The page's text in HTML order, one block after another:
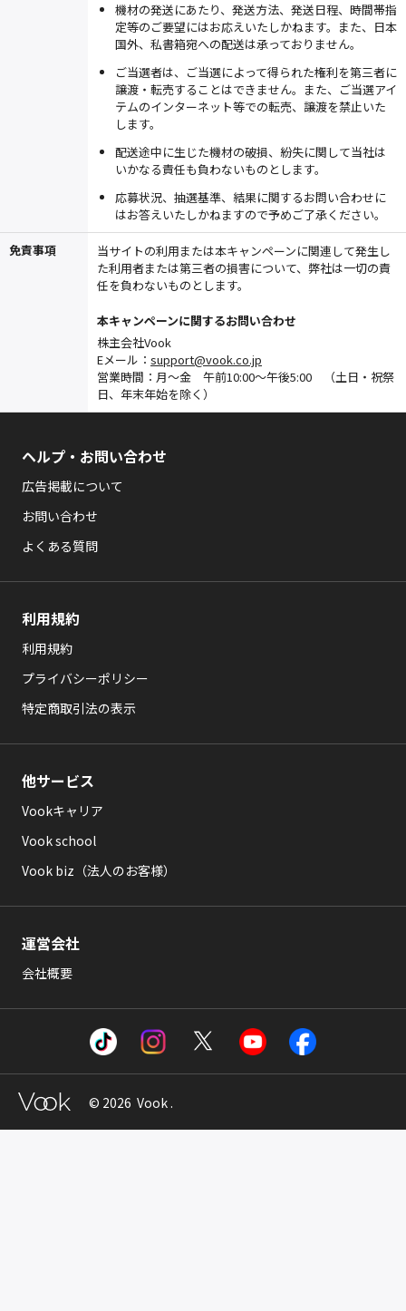
機材の発送にあたり、発送方法、発送日程、時間帯指
定等のご要望にはお応えいたしかねます。また、日本
国外、私書箱宛への配送は承っておりません。
ご当選者は、ご当選によって得られた権利を第三者に
譲渡・転売することはできません。また、ご当選アイ
テムのインターネット等での転売、譲渡を禁止いた
します。
配送途中に生じた機材の破損、紛失に関して当社は
いかなる責任も負わないものとします。
応募状況、抽選基準、結果に関するお問い合わせに
はお答えいたしかねますので予めご了承ください。
免責事項
当サイトの利用または本キャンペーンに関連して発生し
た利用者または第三者の損害について、弊社は一切の責
任を負わないものとします。
本キャンペーンに関するお問い合わせ
株主会社Vook
Eメール： support@vook.co.jp
営業時間：月～金 午前10:00～午後5:00 （土日・祝祭
日、年末年始を除く）
ヘルプ・お問い合わせ
広告掲載について
お問い合わせ
よくある質問
利用規約
利用規約
プライバシーポリシー
特定商取引法の表示
他サービス
Vookキャリア
Vook school
Vook biz（法人のお客様）
運営会社
会社概要
© 2026 Vook .